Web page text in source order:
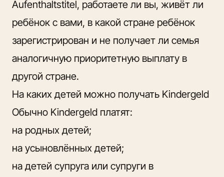
Aufenthaltstitel, работаете ли вы, живёт ли
ребёнок с вами, в какой стране ребёнок
зарегистрирован и не получает ли семья
аналогичную приоритетную выплату в
другой стране.
На каких детей можно получать Kindergeld
Обычно Kindergeld платят:
на родных детей;
на усыновлённых детей;
на детей супруга или супруги в